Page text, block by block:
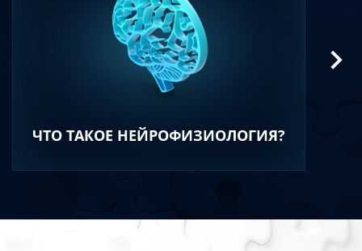
ЧТО ТАКОЕ НЕЙРОФИЗИОЛОГИЯ?